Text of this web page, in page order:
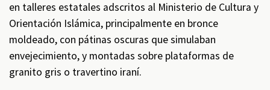
en talleres estatales adscritos al Ministerio de Cultura y
Orientación Islámica, principalmente en bronce
moldeado, con pátinas oscuras que simulaban
envejecimiento, y montadas sobre plataformas de
granito gris o travertino iraní.